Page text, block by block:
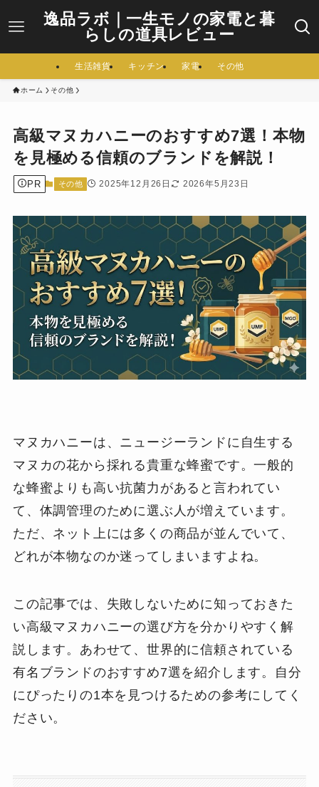
逸品ラボ｜一生モノの家電と暮
らしの道具レビュー
生活雑貨 キッチン 家電 その他
ホーム その他
高級マヌカハニーのおすすめ7選！本物
を見極める信頼のブランドを解説！
PR その他 2025年12月26日 2026年5月23日
マヌカハニーは、ニュージーランドに自生する
マヌカの花から採れる貴重な蜂蜜です。一般的
な蜂蜜よりも高い抗菌力があると言われてい
て、体調管理のために選ぶ人が増えています。
ただ、ネット上には多くの商品が並んでいて、
どれが本物なのか迷ってしまいますよね。
この記事では、失敗しないために知っておきた
い高級マヌカハニーの選び方を分かりやすく解
説します。あわせて、世界的に信頼されている
有名ブランドのおすすめ7選を紹介します。自分
にぴったりの1本を見つけるための参考にしてく
ださい。